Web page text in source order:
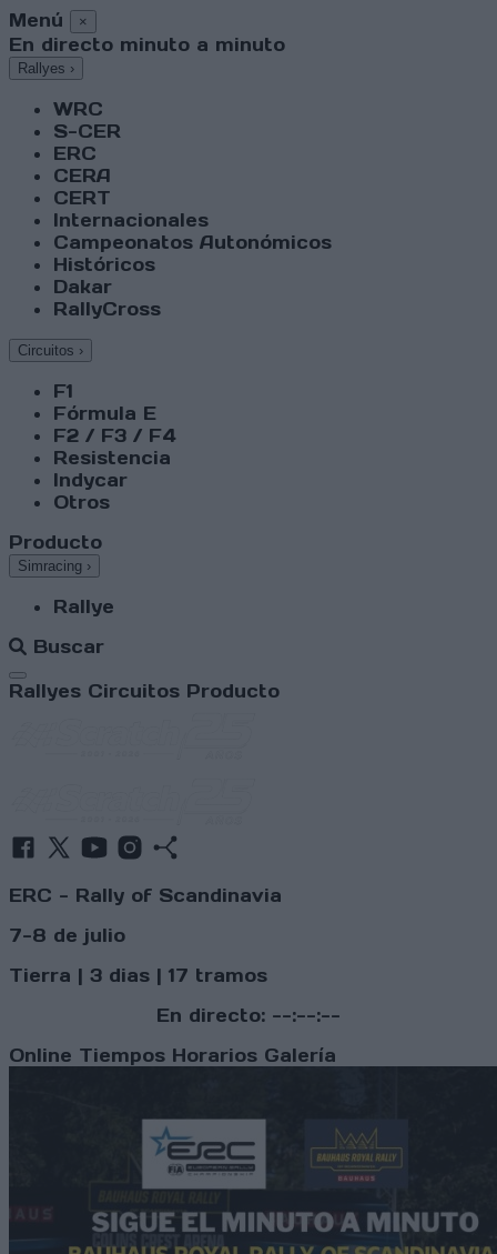
Menú ×
En directo minuto a minuto
Rallyes ›
WRC
S-CER
ERC
CERA
CERT
Internacionales
Campeonatos Autonómicos
Históricos
Dakar
RallyCross
Circuitos ›
F1
Fórmula E
F2 / F3 / F4
Resistencia
Indycar
Otros
Producto
Simracing ›
Rallye
Buscar
Abrir menú
Rallyes Circuitos Producto
ERC - Rally of Scandinavia
7-8 de julio
Tierra | 3 dias | 17 tramos
En directo: --:--:--
Online Tiempos Horarios Galería